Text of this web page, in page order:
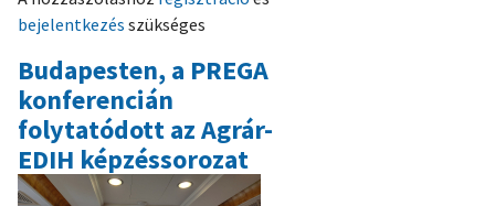
az
Agrár-
képzés)
bejelentkezés szükséges
Budapesten, a PREGA
konferencián
folytatódott az Agrár-
EDIH képzéssorozat